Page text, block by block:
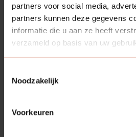
partners voor social media,
partners kunnen deze gegevens
informatie die u aan ze heeft
verzameld op basis van uw
Noodzakelijk
Voorkeuren
SOORTGELIJKE